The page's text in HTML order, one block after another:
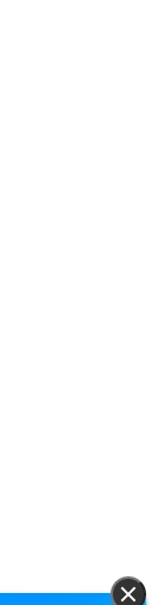
×